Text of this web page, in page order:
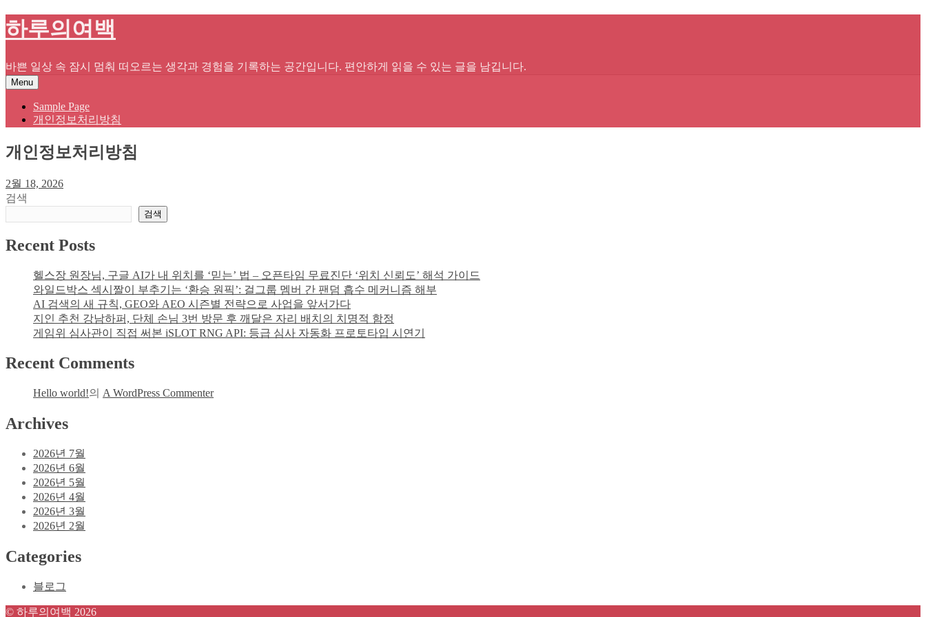
Skip
to
하루의여백
바쁜 일상 속 잠시 멈춰 떠오르는 생각과 경험을 기록하는 공간입니다. 편안하게 읽을 수 있는 글을 남깁니다.
Menu
Sample Page
개인정보처리방침
개인정보처리방침
2월 18, 2026
검색
검색
Recent Posts
헬스장 원장님, 구글 AI가 내 위치를 ‘믿는’ 법 – 오픈타임 무료진단 ‘위치 신뢰도’ 해석 가이드
와일드박스 섹시짤이 부추기는 ‘환승 원픽’: 걸그룹 멤버 간 팬덤 흡수 메커니즘 해부
AI 검색의 새 규칙, GEO와 AEO 시즌별 전략으로 사업을 앞서가다
지인 추천 강남하퍼, 단체 손님 3번 방문 후 깨달은 자리 배치의 치명적 함정
게임위 심사관이 직접 써본 iSLOT RNG API: 등급 심사 자동화 프로토타입 시연기
Recent Comments
Hello world!의 A WordPress Commenter
Archives
2026년 7월
2026년 6월
2026년 5월
2026년 4월
2026년 3월
2026년 2월
Categories
블로그
© 하루의여백 2026